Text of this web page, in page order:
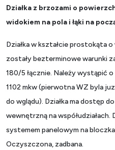
Działka z brzozami o
widokiem na pola i łąki na
Działka w kształcie prostokąta
zostały bezterminowe warunki
180/5 łącznie. Należy wystąpić
1102 mkw (pierwotna WZ byla
do wglądu). Działka ma dostęp
wewnętrzną na współudziałach.
systemem panelowym na
Oczyszczona, zadbana.